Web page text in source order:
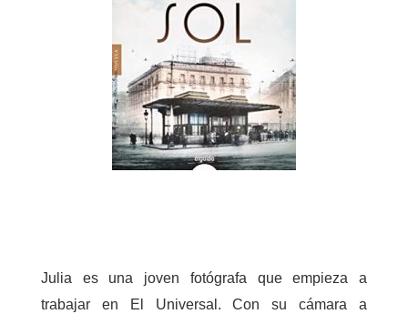
Julia es una joven fotógrafa que empieza a
trabajar en El Universal. Con su cámara a